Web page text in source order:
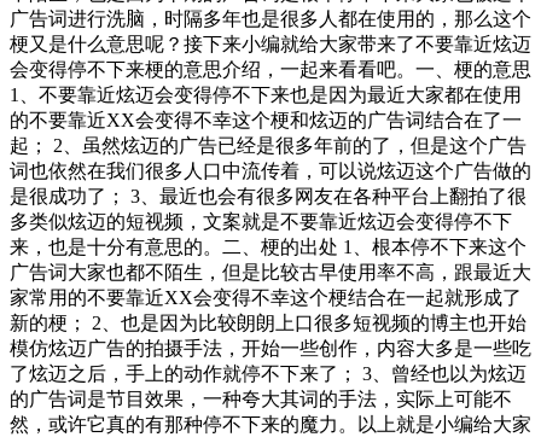
广告词进行洗脑，时隔多年也是很多人都在使用的，那么这个
梗又是什么意思呢？接下来小编就给大家带来了不要靠近炫迈
会变得停不下来梗的意思介绍，一起来看看吧。一、梗的意思
1、不要靠近炫迈会变得停不下来也是因为最近大家都在使用
的不要靠近XX会变得不幸这个梗和炫迈的广告词结合在了一
起； 2、虽然炫迈的广告已经是很多年前的了，但是这个广告
词也依然在我们很多人口中流传着，可以说炫迈这个广告做的
是很成功了； 3、最近也会有很多网友在各种平台上翻拍了很
多类似炫迈的短视频，文案就是不要靠近炫迈会变得停不下
来，也是十分有意思的。二、梗的出处 1、根本停不下来这个
广告词大家也都不陌生，但是比较古早使用率不高，跟最近大
家常用的不要靠近XX会变得不幸这个梗结合在一起就形成了
新的梗； 2、也是因为比较朗朗上口很多短视频的博主也开始
模仿炫迈广告的拍摄手法，开始一些创作，内容大多是一些吃
了炫迈之后，手上的动作就停不下来了； 3、曾经也以为炫迈
的广告词是节目效果，一种夸大其词的手法，实际上可能不
然，或许它真的有那种停不下来的魔力。以上就是小编给大家